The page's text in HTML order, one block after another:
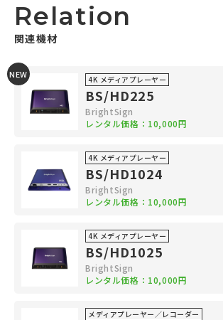
Relation
関連機材
NEW 4K メディアプレーヤー
BS/HD225
BrightSign
レンタル価格：10,000円
4K メディアプレーヤー
BS/HD1024
BrightSign
レンタル価格：10,000円
4K メディアプレーヤー
BS/HD1025
BrightSign
レンタル価格：10,000円
メディアプレーヤー／レコーダー